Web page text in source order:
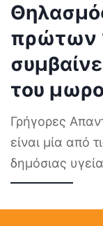
πρώτων
του
Γρήγορες
είναι μία από
δημόσιας